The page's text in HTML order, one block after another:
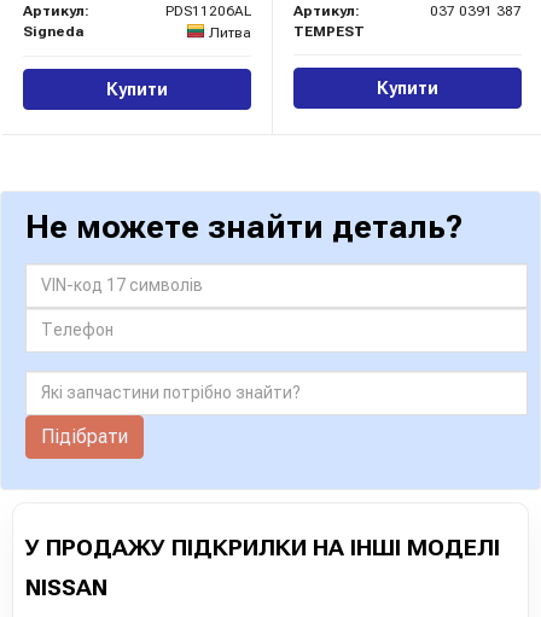
Артикул:
PDS11206AL
Signeda
Литва
Купити
Артикул:
037 0391 387
TEMPEST
Купити
Не можете знайти деталь?
Підібрати
У ПРОДАЖУ ПІДКРИЛКИ НА ІНШІ МОДЕЛІ
NISSAN